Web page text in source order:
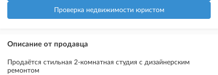
Проверка недвижимости юристом
Описание от продавца
Продаётся стильная 2-комнатная студия с дизайнерским
ремонтом